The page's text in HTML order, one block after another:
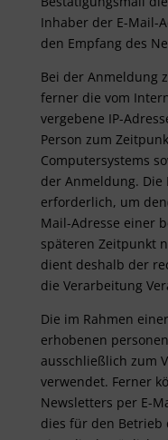
Inhaber der E-Mail-
den Empfang des
Bei der Anmeldung
ferner die vom
vergebene IP-
Person zum
Computersystems
der Anmeldung.
erforderlich, um
Mail-Adresse einer
späteren Zeitpunkt
dient deshalb der
die Verarbeitung
Die im Rahmen
erhobenen
ausschließlich zum
verwendet. Ferner
Newsletters per E-
dies für den Betrieb